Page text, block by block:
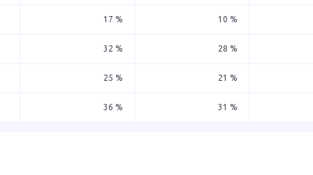
17 % 10 %
32 % 28 %
25 % 21 %
36 % 31 %